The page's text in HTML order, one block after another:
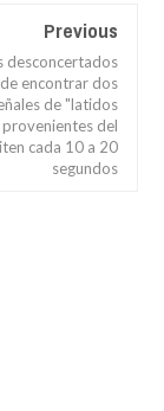
Previous
desconcertados
encontrar dos
de "latidos
del
cada 10 a 20
segundos